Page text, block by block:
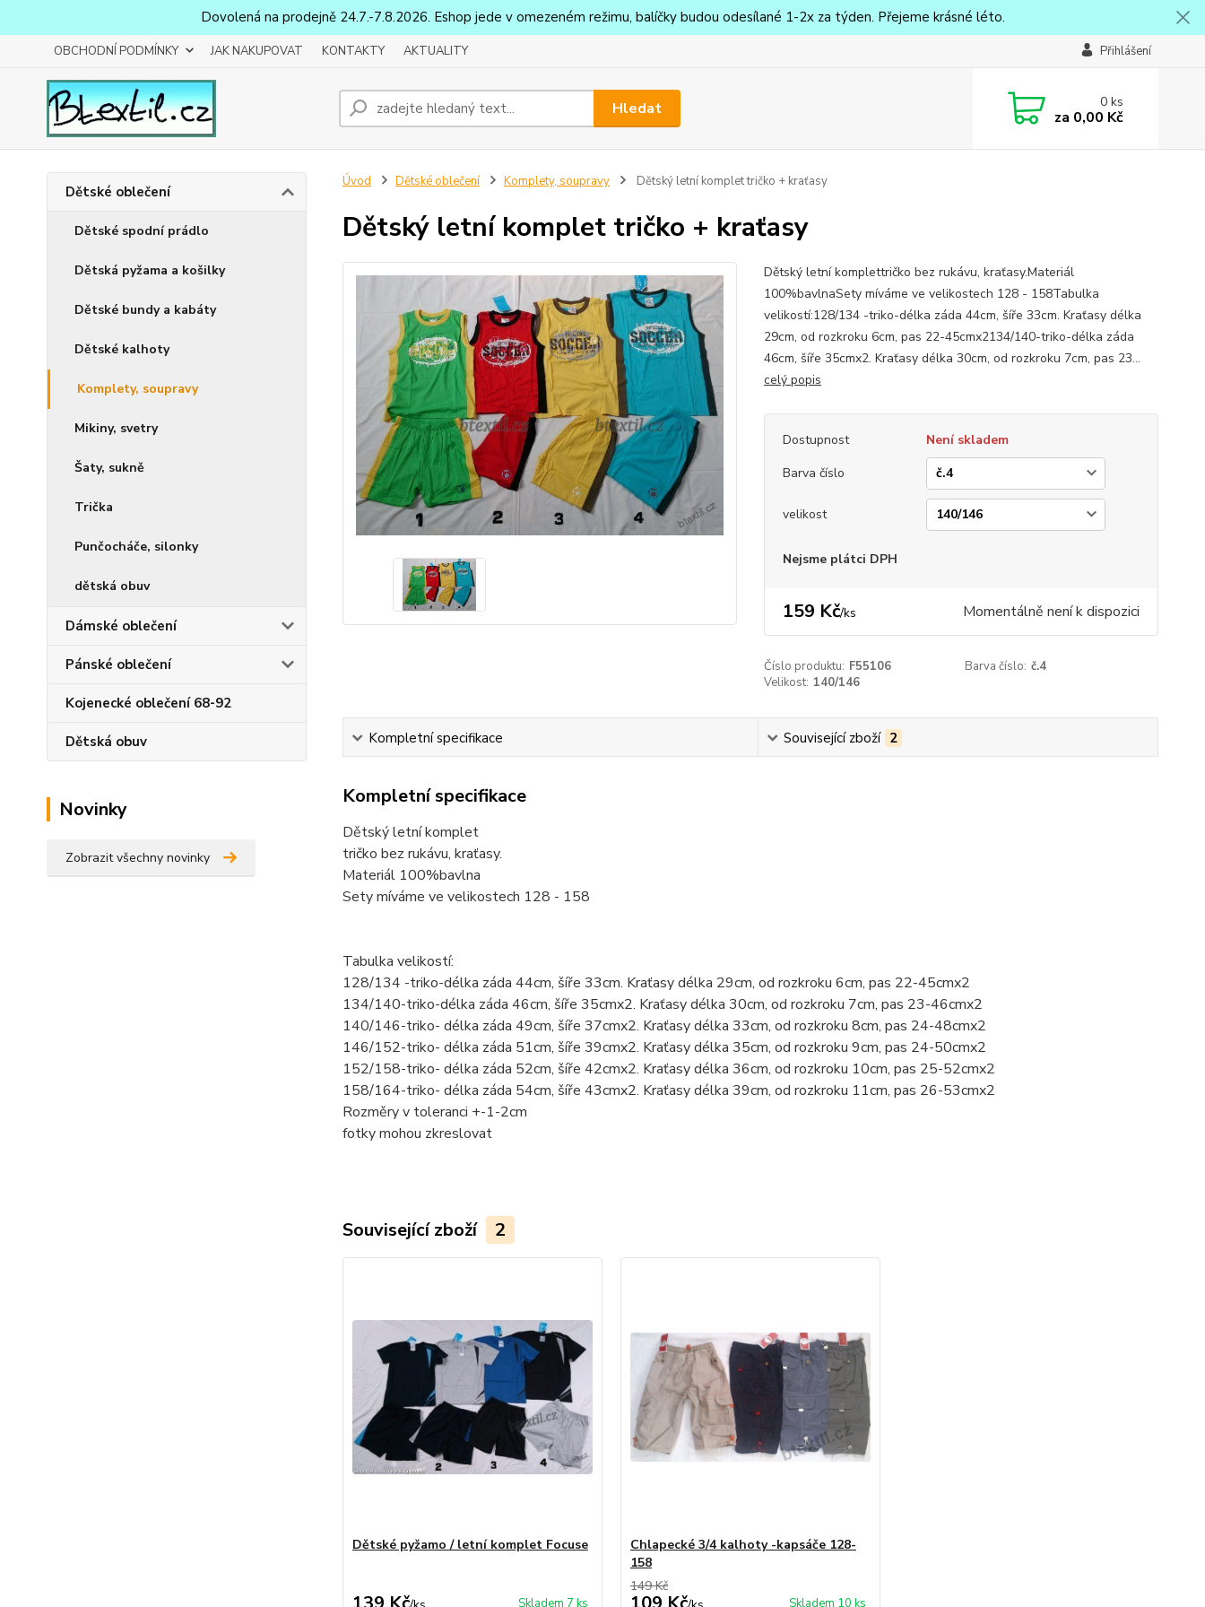
Dovolená na prodejně 24.7.-7.8.2026. Eshop jede v omezeném režimu, balíčky budou odesílané 1-2x za týden. Přejeme krásné léto.
OBCHODNÍ PODMÍNKY JAK NAKUPOVAT KONTAKTY AKTUALITY Přihlášení
Hledat 0ks
za 0,00 Kč
Dětské oblečení
Dětské spodní prádlo
Dětská pyžama a košilky
Dětské bundy a kabáty
Dětské kalhoty
Komplety, soupravy
Mikiny, svetry
Šaty, sukně
Trička
Punčocháče, silonky
dětská obuv
Dámské oblečení
Pánské oblečení
Kojenecké oblečení 68-92
Dětská obuv
Novinky
Zobrazit všechny novinky
Úvod Dětské oblečení Komplety, soupravy Dětský letní komplet tričko + kraťasy
Dětský letní komplet tričko + kraťasy
Dětský letní komplettričko bez rukávu, kraťasy.Materiál
100%bavlnaSety míváme ve velikostech 128 - 158Tabulka
velikostí:128/134 -triko-délka záda 44cm, šíře 33cm. Kraťasy délka
29cm, od rozkroku 6cm, pas 22-45cmx2134/140-triko-délka záda
46cm, šíře 35cmx2. Kraťasy délka 30cm, od rozkroku 7cm, pas 23...
celý popis
Dostupnost
Není skladem
Barva číslo
velikost
Nejsme plátci DPH
159 Kč/ks Momentálně není k dispozici
Číslo produktu: F55106 Barva číslo: č.4
Velikost: 140/146
Kompletní specifikace Související zboží 2
Kompletní specifikace
Dětský letní komplet
tričko bez rukávu, kraťasy.
Materiál 100%bavlna
Sety míváme ve velikostech 128 - 158
Tabulka velikostí:
128/134 -triko-délka záda 44cm, šíře 33cm. Kraťasy délka 29cm, od rozkroku 6cm, pas 22-45cmx2
134/140-triko-délka záda 46cm, šíře 35cmx2. Kraťasy délka 30cm, od rozkroku 7cm, pas 23-46cmx2
140/146-triko- délka záda 49cm, šíře 37cmx2. Kraťasy délka 33cm, od rozkroku 8cm, pas 24-48cmx2
146/152-triko- délka záda 51cm, šíře 39cmx2. Kraťasy délka 35cm, od rozkroku 9cm, pas 24-50cmx2
152/158-triko- délka záda 52cm, šíře 42cmx2. Kraťasy délka 36cm, od rozkroku 10cm, pas 25-52cmx2
158/164-triko- délka záda 54cm, šíře 43cmx2. Kraťasy délka 39cm, od rozkroku 11cm, pas 26-53cmx2
Rozměry v toleranci +-1-2cm
fotky mohou zkreslovat
Související zboží 2
Dětské pyžamo / letní komplet Focuse
Skladem 7 ks
Chlapecké 3/4 kalhoty -kapsáče 128-
158
149 Kč
Skladem 10 ks